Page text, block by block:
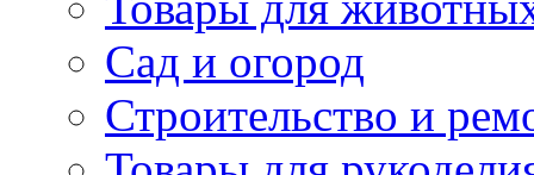
Сад и огород
Строительство и